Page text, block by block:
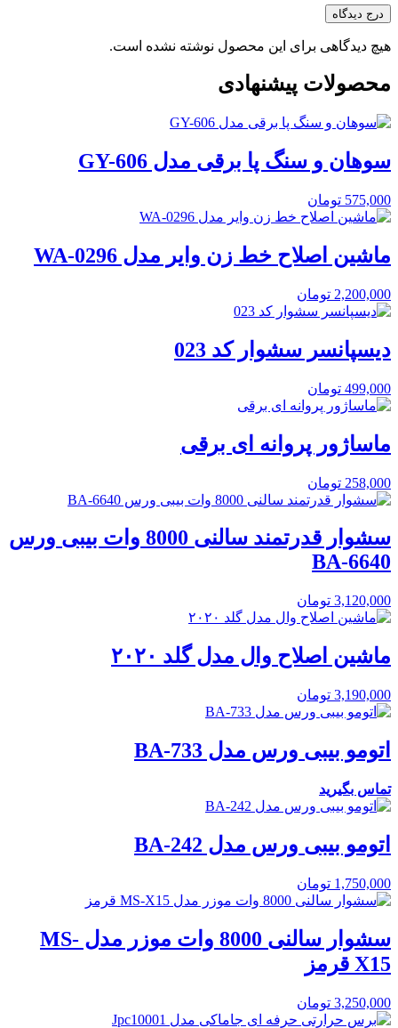
درج دیدگاه
هیچ دیدگاهی برای این محصول نوشته نشده است.
محصولات پیشنهادی
سوهان و سنگ پا برقی مدل GY-606
575,000 تومان
ماشین اصلاح خط زن وایر مدل WA-0296
2,200,000 تومان
دیسپانسر سشوار کد 023
499,000 تومان
ماساژور پروانه ای برقی
258,000 تومان
سشوار قدرتمند سالنی 8000 وات بیبی ورس
BA-6640
3,120,000 تومان
ماشین اصلاح وال مدل گلد ۲۰۲۰
3,190,000 تومان
اتومو بیبی ورس مدل BA-733
تماس بگیرید
اتومو بیبی ورس مدل BA-242
1,750,000 تومان
سشوار سالنی 8000 وات موزر مدل MS-
X15 قرمز
3,250,000 تومان